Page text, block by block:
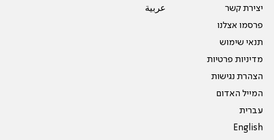
יצירת קשר
פרסמו אצלנו
תנאי שימוש
מדיניות פרטיות
הצהרת נגישות
המייל האדום
עברית
English
عربية